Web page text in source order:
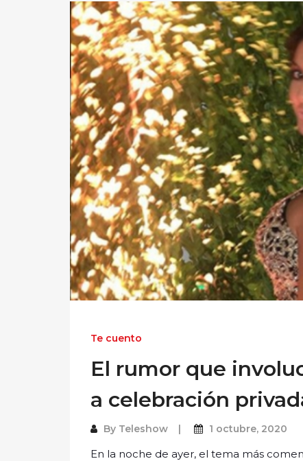
Te cuento
El rumor que
a celebración
By Teleshow 1 octubre, 2020
En la noche de ayer, el tema más